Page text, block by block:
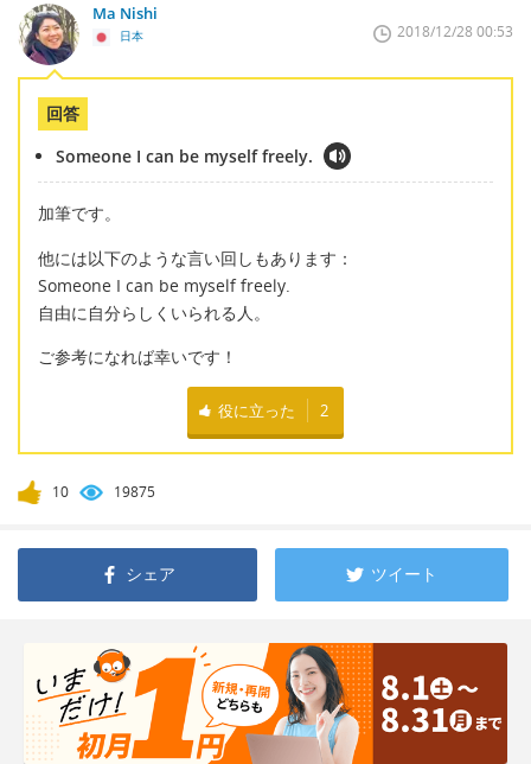
Ma Nishi
日本 2018/12/28 00:53
回答
Someone I can be myself freely.
加筆です。
他には以下のような言い回しもあります：
Someone I can be myself freely.
自由に自分らしくいられる人。
ご参考になれば幸いです！
役に立った 2
10 19875
シェア ツイート